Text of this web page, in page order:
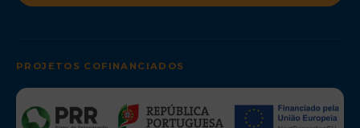
PROJETOS COFINANCIADOS